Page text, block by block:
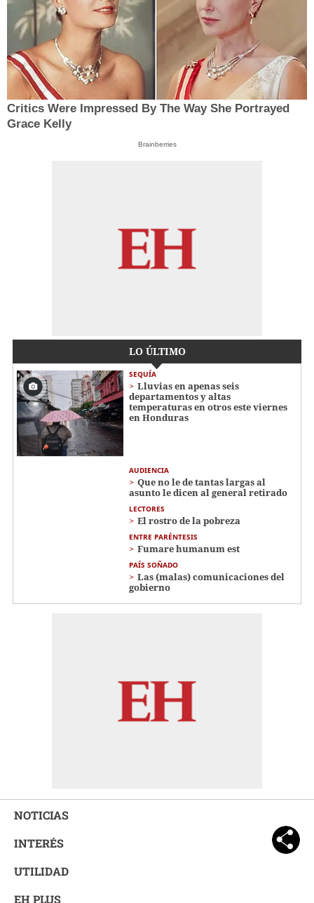
Critics Were Impressed By The Way She Portrayed
Grace Kelly
Brainberries
LO ÚLTIMO
SEQUÍA
Lluvias en apenas seis
departamentos y altas
temperaturas en otros este viernes
en Honduras
AUDIENCIA
Que no le de tantas largas al
asunto le dicen al general retirado
LECTORES
El rostro de la pobreza
ENTRE PARÉNTESIS
Fumare humanum est
PAÍS SOÑADO
Las (malas) comunicaciones del
gobierno
NOTICIAS
INTERÉS
UTILIDAD
EH PLUS